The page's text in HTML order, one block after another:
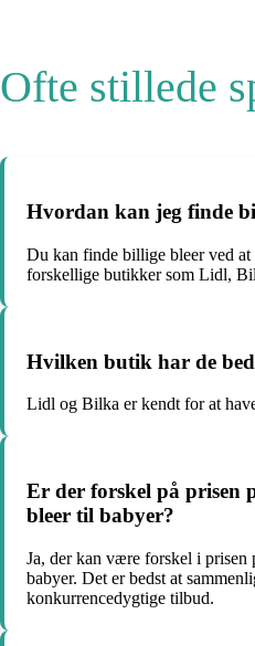
Ofte stillede
Hvordan kan jeg finde
Du kan finde billige bleer ved at
forskellige butikker som Lidl,
Hvilken butik har de
Lidl og Bilka er kendt for at
Er der forskel på prisen
bleer til babyer?
Ja, der kan være forskel i prisen
babyer. Det er bedst at
konkurrencedygtige tilbud.